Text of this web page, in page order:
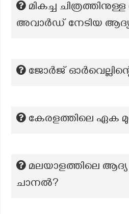
മികച്ച
അവാർഡ് നേടിയ ആദ്യ
ജോർജ്
കേരളത്തിലെ ഏക
മലയാളത്തിലെ ആദ്യ
ചാനല്‍?